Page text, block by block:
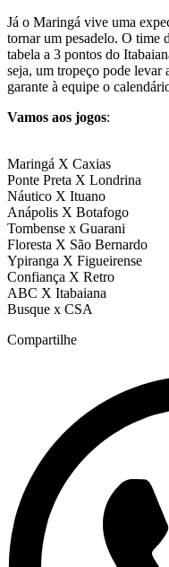
Já o Maringá vive uma
tornar um pesadelo. O time
tabela a 3 pontos do
seja, um tropeço pode levar
garante à equipe o
Vamos aos jogos:
Maringá X Caxias
Ponte Preta X Londrina
Náutico X Ituano
Anápolis X Botafogo
Tombense x Guarani
Floresta X São Bernardo
Ypiranga X Figueirense
Confiança X Retro
ABC X Itabaiana
Busque x CSA
Compartilhe